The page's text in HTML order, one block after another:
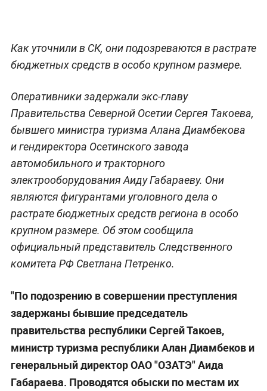
Как уточнили в СК, они подозреваются в растрате
бюджетных средств в особо крупном размере.
Оперативники задержали экс-главу
Правительства Северной Осетии Сергея Такоева,
бывшего министра туризма Алана Диамбекова
и гендиректора Осетинского завода
автомобильного и тракторного
электрооборудования Аиду Габараеву. Они
являются фигурантами уголовного дела о
растрате бюджетных средств региона в особо
крупном размере. Об этом сообщила
официальный представитель Следственного
комитета РФ Светлана Петренко.
"По подозрению в совершении преступления
задержаны бывшие председатель
правительства республики Сергей Такоев,
министр туризма республики Алан Диамбеков и
генеральный директор ОАО "ОЗАТЭ" Аида
Габараева. Проводятся обыски по местам их